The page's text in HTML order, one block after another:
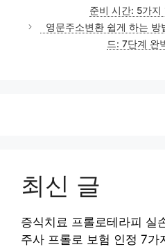
준비 시간: 5가지
영문주소변환 쉽게 하는
드: 7단계 완
최신 글
증식치료 프롤로테라피 실
주사 프롤로 보험 인정 7가